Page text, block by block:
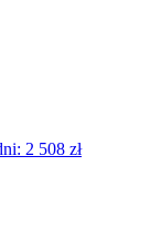
2 508 zł